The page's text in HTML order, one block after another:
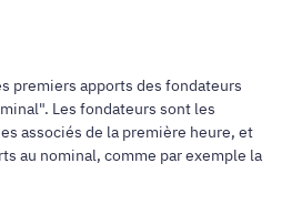
premiers apports des fondateurs
Les fondateurs sont les
associés de la première heure, et
au nominal, comme par exemple la